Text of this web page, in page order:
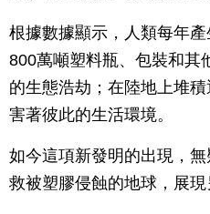
根據數據顯示，人類每年
800萬噸塑料瓶、包裝和其
的生態浩劫；在陸地上堆
害著彼此的生活環境。
如今這項新發明的出現，
救被塑膠侵蝕的地球，展現